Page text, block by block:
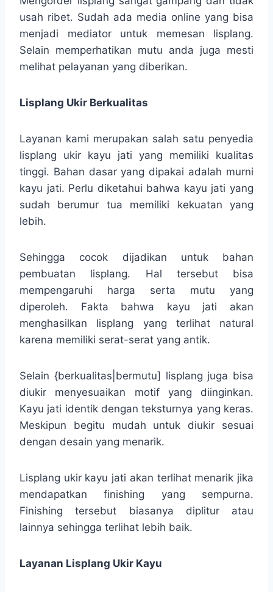
usah ribet. Sudah ada media online yang bisa
menjadi mediator untuk memesan lisplang.
Selain memperhatikan mutu anda juga mesti
melihat pelayanan yang diberikan.
Lisplang Ukir Berkualitas
Layanan kami merupakan salah satu penyedia
lisplang ukir kayu jati yang memiliki kualitas
tinggi. Bahan dasar yang dipakai adalah murni
kayu jati. Perlu diketahui bahwa kayu jati yang
sudah berumur tua memiliki kekuatan yang
lebih.
Sehingga cocok dijadikan untuk bahan
pembuatan lisplang. Hal tersebut bisa
mempengaruhi harga serta mutu yang
diperoleh. Fakta bahwa kayu jati akan
menghasilkan lisplang yang terlihat natural
karena memiliki serat-serat yang antik.
Selain {berkualitas|bermutu] lisplang juga bisa
diukir menyesuaikan motif yang diinginkan.
Kayu jati identik dengan teksturnya yang keras.
Meskipun begitu mudah untuk diukir sesuai
dengan desain yang menarik.
Lisplang ukir kayu jati akan terlihat menarik jika
mendapatkan finishing yang sempurna.
Finishing tersebut biasanya diplitur atau
lainnya sehingga terlihat lebih baik.
Layanan Lisplang Ukir Kayu